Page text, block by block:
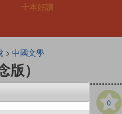
十本好讀
> 中國文學
版）
0